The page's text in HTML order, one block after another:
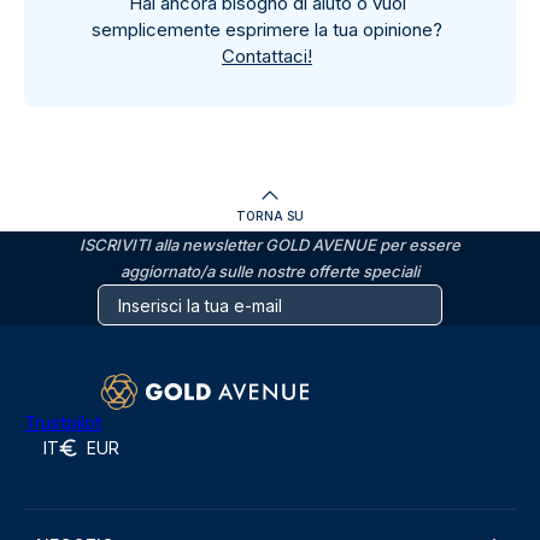
semplicemente esprimere la tua opinione?
Contattaci!
TORNA SU
ISCRIVITI alla newsletter GOLD AVENUE per essere
aggiornato/a sulle nostre offerte speciali
Trustpilot
IT EUR